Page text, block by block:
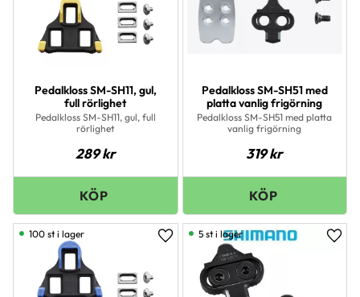
Pedalkloss SM-SH11, gul,
full rörlighet
Pedalkloss SM-SH11, gul, full
rörlighet
289kr
Pedalkloss SM-SH51 med
platta vanlig frigörning
Pedalkloss SM-SH51 med platta
vanlig frigörning
319kr
Lägg till i favoriter
100 st i lager 5 st i lager